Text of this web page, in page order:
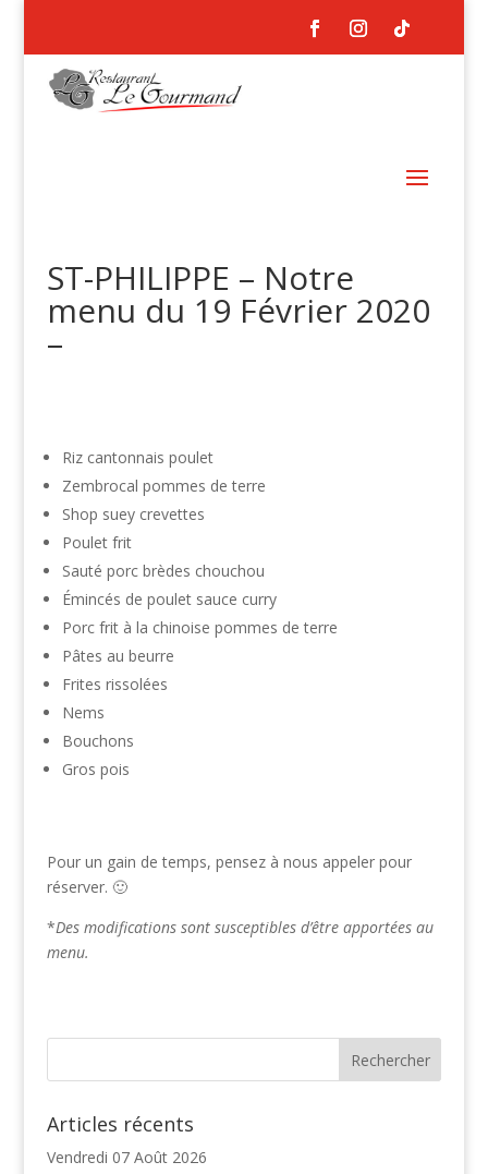
ST-PHILIPPE – Notre
menu du 19 Février 2020
–
Riz cantonnais poulet
Zembrocal pommes de terre
Shop suey crevettes
Poulet frit
Sauté porc brèdes chouchou
Émincés de poulet sauce curry
Porc frit à la chinoise pommes de terre
Pâtes au beurre
Frites rissolées
Nems
Bouchons
Gros pois
Pour un gain de temps, pensez à nous appeler pour
réserver. 🙂
*Des modifications sont susceptibles d’être apportées au
menu.
Articles récents
Vendredi 07 Août 2026